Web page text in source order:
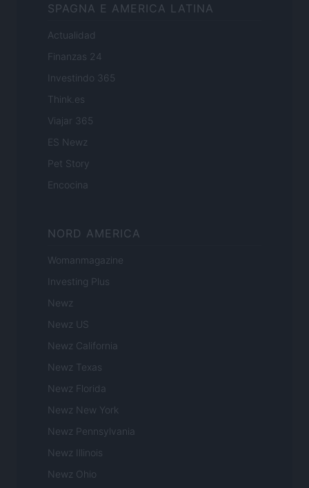
SPAGNA E AMERICA LATINA
Actualidad
Finanzas 24
Investindo 365
Think.es
Viajar 365
ES Newz
Pet Story
Encocina
NORD AMERICA
Womanmagazine
Investing Plus
Newz
Newz US
Newz California
Newz Texas
Newz Florida
Newz New York
Newz Pennsylvania
Newz Illinois
Newz Ohio